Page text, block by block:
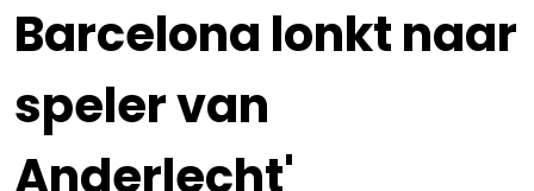
Barcelona lonkt naar
speler van
Anderlecht'